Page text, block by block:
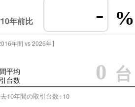
年前比 - %
年間 vs 2026年】
平均
台数
0 台
10年間の取引台数÷10